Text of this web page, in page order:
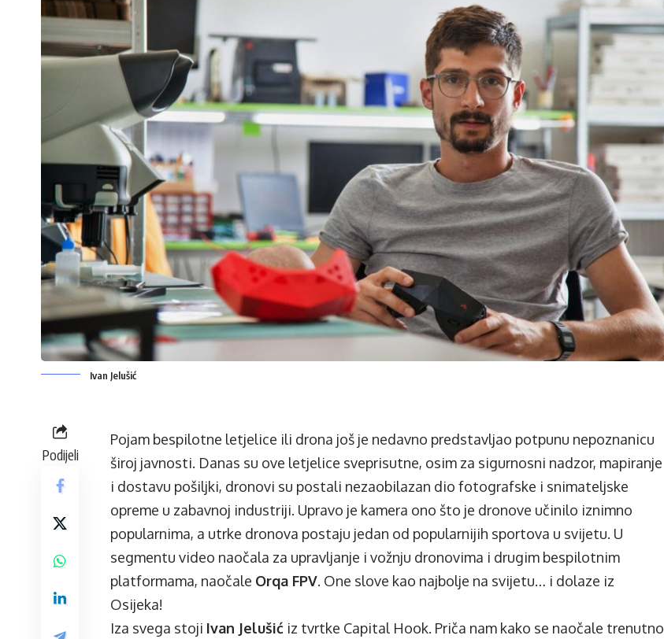
Ivan Jelušić
Podijeli
Pojam bespilotne letjelice ili drona još je nedavno predstavljao potpunu nepoznanicu
široj javnosti. Danas su ove letjelice sveprisutne, osim za sigurnosni nadzor, mapiranje
i dostavu pošiljki, dronovi su postali nezaobilazan dio fotografske i snimateljske
opreme u zabavnoj industriji. Upravo je kamera ono što je dronove učinilo iznimno
popularnima, a utrke dronova postaju jedan od popularnijih sportova u svijetu. U
segmentu video naočala za upravljanje i vožnju dronovima i drugim bespilotnim
platformama, naočale Orqa FPV. One slove kao najbolje na svijetu… i dolaze iz
Osijeka!
Iza svega stoji Ivan Jelušić iz tvrtke Capital Hook. Priča nam kako se naočale trenutno